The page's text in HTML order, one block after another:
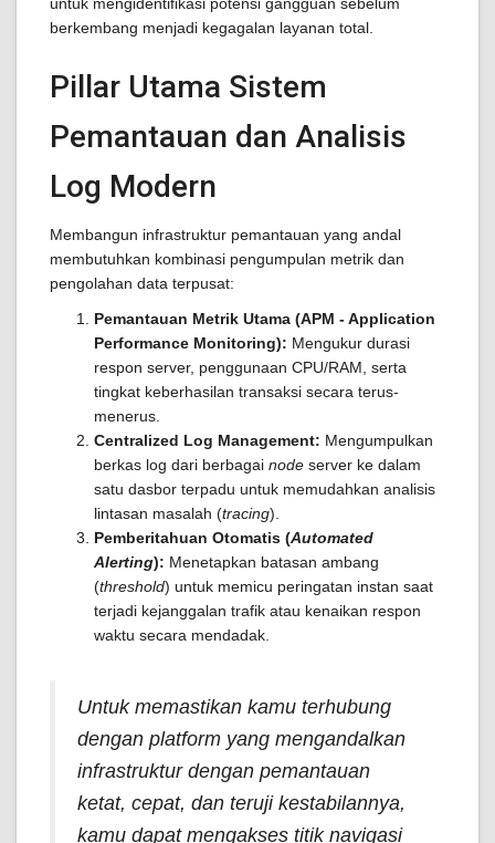
berkembang menjadi kegagalan layanan total.
Pillar Utama Sistem
Pemantauan dan Analisis
Log Modern
Membangun infrastruktur pemantauan yang andal
membutuhkan kombinasi pengumpulan metrik dan
pengolahan data terpusat:
Pemantauan Metrik Utama (APM - Application
Performance Monitoring): Mengukur durasi
respon server, penggunaan CPU/RAM, serta
tingkat keberhasilan transaksi secara terus-
menerus.
Centralized Log Management: Mengumpulkan
berkas log dari berbagai node server ke dalam
satu dasbor terpadu untuk memudahkan analisis
lintasan masalah (tracing).
Pemberitahuan Otomatis (Automated
Alerting): Menetapkan batasan ambang
(threshold) untuk memicu peringatan instan saat
terjadi kejanggalan trafik atau kenaikan respon
waktu secara mendadak.
Untuk memastikan kamu terhubung
dengan platform yang mengandalkan
infrastruktur dengan pemantauan
ketat, cepat, dan teruji kestabilannya,
kamu dapat mengakses titik navigasi